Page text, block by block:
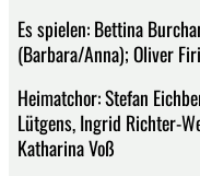
Es spielen: Bettina
(Barbara/Anna); Oliver
Heimatchor: Stefan
Lütgens, Ingrid Richter-
Katharina Voß